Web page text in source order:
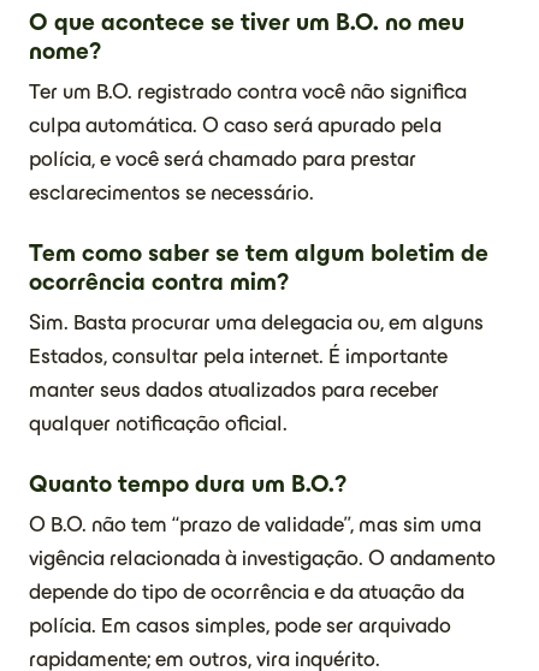
O que acontece se tiver um B.O. no meu
nome?
Ter um B.O. registrado contra você não significa
culpa automática. O caso será apurado pela
polícia, e você será chamado para prestar
esclarecimentos se necessário.
Tem como saber se tem algum boletim de
ocorrência contra mim?
Sim. Basta procurar uma delegacia ou, em alguns
Estados, consultar pela internet. É importante
manter seus dados atualizados para receber
qualquer notificação oficial.
Quanto tempo dura um B.O.?
O B.O. não tem “prazo de validade”, mas sim uma
vigência relacionada à investigação. O andamento
depende do tipo de ocorrência e da atuação da
polícia. Em casos simples, pode ser arquivado
rapidamente; em outros, vira inquérito.